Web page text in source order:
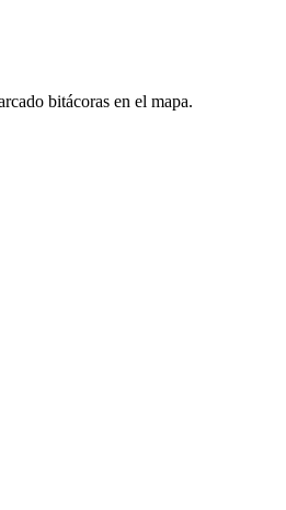
bitácoras en el mapa.